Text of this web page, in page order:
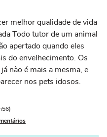
melhor qualidade de vida
Todo tutor de um animal
apertado quando eles
do envelhecimento. Os
não é mais a mesma, e
nos pets idosos.